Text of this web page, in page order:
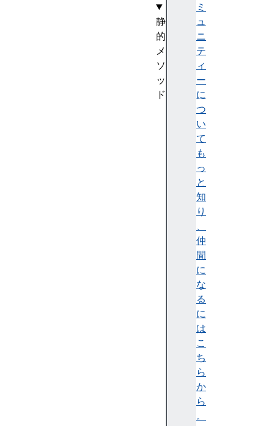
ミ
ュ
ニ
テ
ィ
ー
に
つ
い
て
も
っ
と
知
り
、
仲
間
に
な
る
に
は
こ
ち
ら
か
ら
。
静
的
メ
ソ
ッ
ド